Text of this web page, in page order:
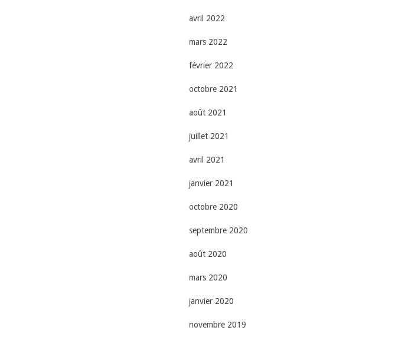
avril 2022
mars 2022
février 2022
octobre 2021
août 2021
juillet 2021
avril 2021
janvier 2021
octobre 2020
septembre 2020
août 2020
mars 2020
janvier 2020
novembre 2019